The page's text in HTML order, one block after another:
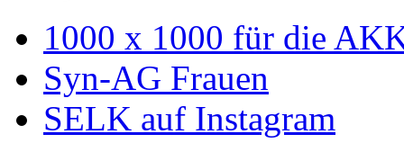
1000 x 1000 für die
Syn-AG Frauen
SELK auf Instagram